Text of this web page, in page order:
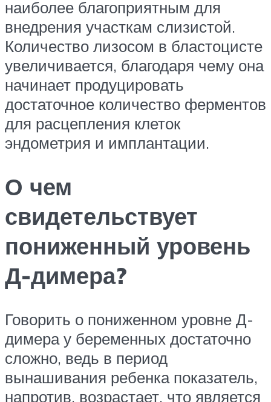
наиболее благоприятным для
внедрения участкам слизистой.
Количество лизосом в бластоцисте
увеличивается, благодаря чему она
начинает продуцировать
достаточное количество ферментов
для расцепления клеток
эндометрия и имплантации.
О чем
свидетельствует
пониженный уровень
Д-димера?
Говорить о пониженном уровне Д-
димера у беременных достаточно
сложно, ведь в период
вынашивания ребенка показатель,
напротив, возрастает, что является